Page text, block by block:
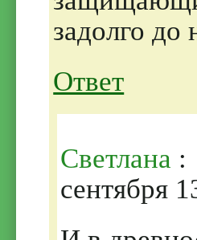
задолго
Ответ
Светлана :
сентября